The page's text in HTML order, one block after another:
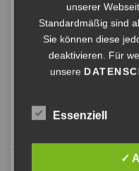
In meinem neuen
Vorbereitung
wollen.
Mit dem
Vorgeschmack auf
unserer
Standardmäßig sind
Sie können diese
deaktivieren. Für
unsere
Essenziell
✓